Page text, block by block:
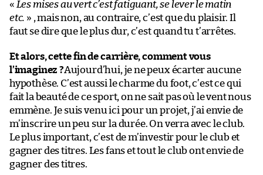
« Les mises au vert c’est fatiguant, se lever le matin
etc. » , mais non, au contraire, c’est que du plaisir. Il
faut se dire que le plus dur, c’est quand tu t’arrêtes.
Et alors, cette fin de carrière, comment vous
l’imaginez ?Aujourd’hui, je ne peux écarter aucune
hypothèse. C’est aussi le charme du foot, c’est ce qui
fait la beauté de ce sport, on ne sait pas où le vent nous
emmène. Je suis venu ici pour un projet, j’ai envie de
m’inscrire un peu sur la durée. On verra avec le club.
Le plus important, c’est de m’investir pour le club et
gagner des titres. Les fans et tout le club ont envie de
gagner des titres.